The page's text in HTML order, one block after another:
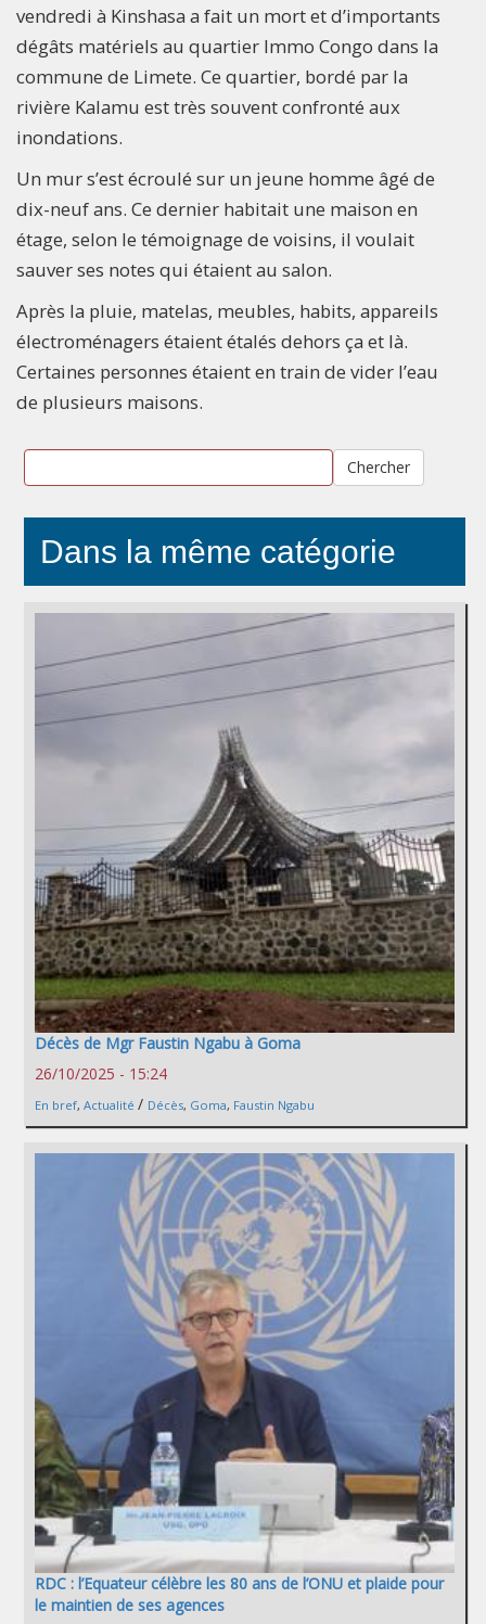
vendredi à Kinshasa a fait un mort et d’importants
dégâts matériels au quartier Immo Congo dans la
commune de Limete. Ce quartier, bordé par la
rivière Kalamu est très souvent confronté aux
inondations.
Un mur s’est écroulé sur un jeune homme âgé de
dix-neuf ans. Ce dernier habitait une maison en
étage, selon le témoignage de voisins, il voulait
sauver ses notes qui étaient au salon.
Après la pluie, matelas, meubles, habits, appareils
électroménagers étaient étalés dehors ça et là.
Certaines personnes étaient en train de vider l’eau
de plusieurs maisons.
Chercher
Dans la même catégorie
Décès de Mgr Faustin Ngabu à Goma
26/10/2025 - 15:24
En bref, Actualité / Décès, Goma, Faustin Ngabu
RDC : l’Equateur célèbre les 80 ans de l’ONU et plaide pour
le maintien de ses agences